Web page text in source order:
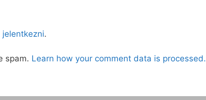
jelentkezni.
spam. Learn how your comment data is processed.